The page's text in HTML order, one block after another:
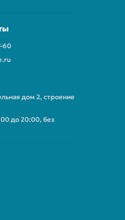
60
дом 2, строение
до 20:00, без